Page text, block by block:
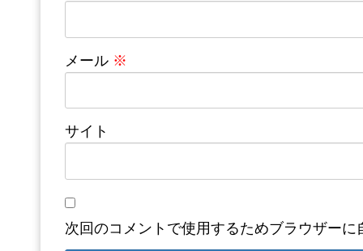
メール ※
サイト
次回のコメントで使用するためブラウザー